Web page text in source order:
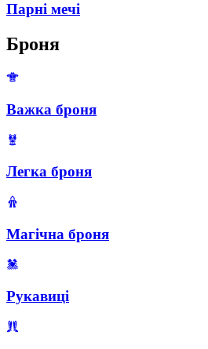
Парні мечі
Броня
Важка броня
Легка броня
Магічна броня
Рукавиці